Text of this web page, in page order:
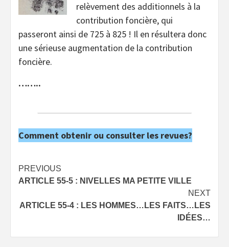
relèvement des additionnels à la
contribution foncière, qui
passeront ainsi de 725 à 825 ! Il en résultera donc
une sérieuse augmentation de la contribution
foncière.
……..
Comment obtenir ou consulter les revues?
Post
navigation
PREVIOUS
ARTICLE 55-5 : NIVELLES MA PETITE VILLE
NEXT
ARTICLE 55-4 : LES HOMMES…LES FAITS…LES
IDÉES…